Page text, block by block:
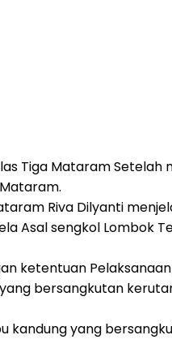
Tiga Mataram Setelah
Riva Dilyanti
Asal sengkol Lombok
ketentuan
bersangkutan
kandung yang